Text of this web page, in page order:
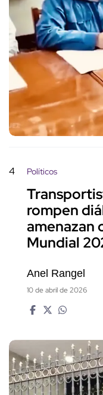
4 Políticos
rompen
amenazan
Mundial
Anel Rangel
10 de abril de 2026